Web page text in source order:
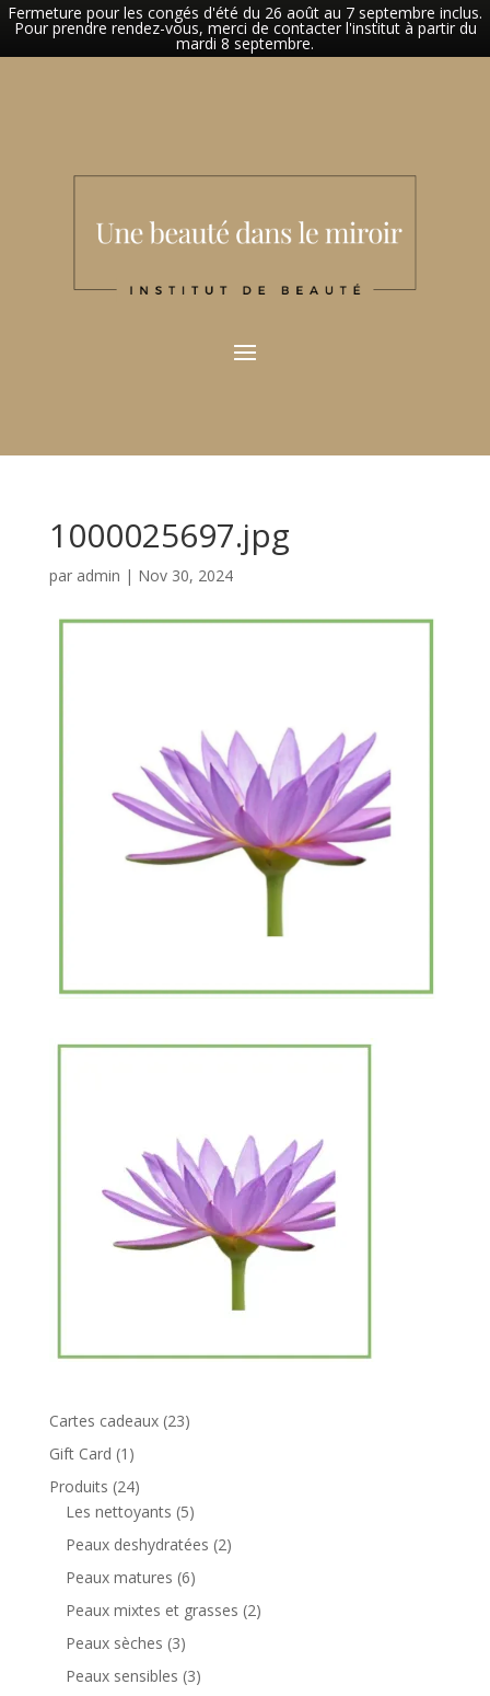
Fermeture pour les congés d'été du 26 août au 7 septembre inclus.
Pour prendre rendez-vous, merci de contacter l'institut à partir du
mardi 8 septembre.
1000025697.jpg
par admin | Nov 30, 2024
Cartes cadeaux 2323
Gift Card 1 1
produit
Produits 2424
produits
Les nettoyants 55
produits
Peaux deshydratées 22
Peaux matures 66
produits
Peaux mixtes et grasses 22
Peaux sèches 33
produits
Peaux sensibles 33